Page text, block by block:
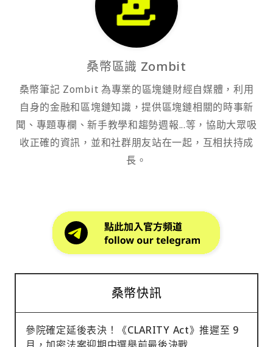
桑幣區識 Zombit
桑幣筆記 Zombit 為專業的區塊鏈財經自媒體，利用
自身的金融和區塊鏈知識，提供區塊鏈相關的時事新
聞、專題專欄、新手教學和趨勢週報...等，協助大眾吸
收正確的資訊，並和社群朋友站在一起，互相扶持成
長。
桑幣快訊
參院確定延後表決！《CLARITY Act》推遲至 9
月，加密法案迎期中選舉前最後決戰